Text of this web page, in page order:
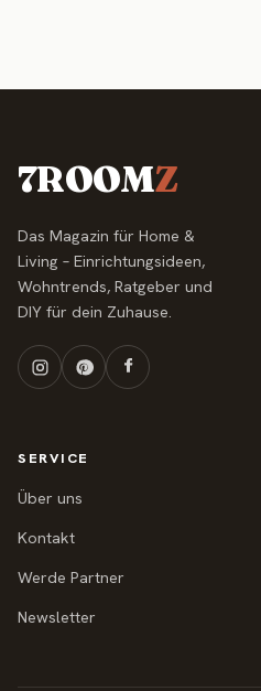
7ROOMZ
Das Magazin für Home &
Living – Einrichtungsideen,
Wohntrends, Ratgeber und
DIY für dein Zuhause.
SERVICE
Über uns
Kontakt
Werde Partner
Newsletter